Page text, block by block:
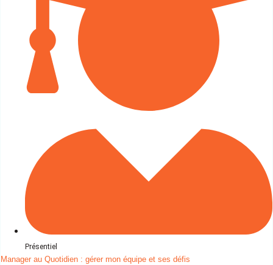
Présentiel
Manager au Quotidien : gérer mon équipe et ses défis